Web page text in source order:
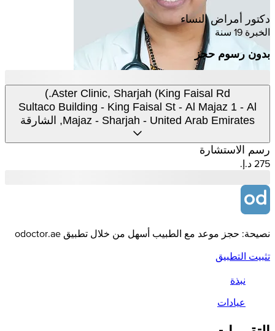
دكتور أمراض النساء
الخبرة 19 سنة
بدون رسوم حجز
Aster Clinic, Sharjah (King Faisal Rd.)
Sultaco Building - King Faisal St - Al Majaz 1 - Al
Majaz - Sharjah - United Arab Emirates, الشارقة
رسم الاستشارة
نصيحة: حجز موعد مع الطبيب أسهل من خلال تطبيق odoctor.ae
تثبيت التطبيق
نبذة
عيادات